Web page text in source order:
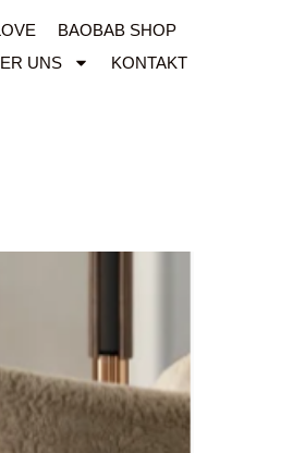
BAOBAB SHOP
UNS
KONTAKT